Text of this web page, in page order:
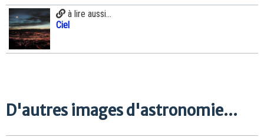
à lire aussi...
Ciel
D'autres images d'astronomie...